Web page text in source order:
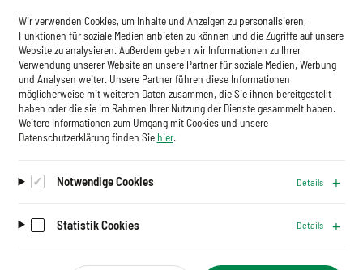
Glossar
Impressum
Datenschutz
Cookies
Newsletter abonnieren
Wir verwenden Cookies, um Inhalte und Anzeigen zu personalisieren,
Funktionen für soziale Medien anbieten zu können und die Zugriffe auf unsere
Website zu analysieren. Außerdem geben wir Informationen zu Ihrer
Verwendung unserer Website an unsere Partner für soziale Medien, Werbung
und Analysen weiter. Unsere Partner führen diese Informationen
möglicherweise mit weiteren Daten zusammen, die Sie ihnen bereitgestellt
haben oder die sie im Rahmen Ihrer Nutzung der Dienste gesammelt haben.
Weitere Informationen zum Umgang mit Cookies und unsere
Datenschutzerklärung finden Sie hier.
Notwendige Cookies Details
Statistik Cookies Details